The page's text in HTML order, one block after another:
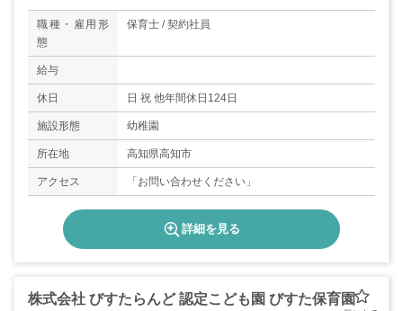
職種・雇用形
態
保育士 / 契約社員
給与
休日 日 祝 他年間休日124日
施設形態 幼稚園
所在地 高知県高知市
アクセス 「お問い合わせください」
詳細を見る
株式会社 びすたらんど 認定こども園 びすた保育園